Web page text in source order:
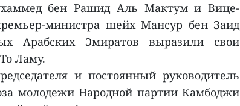
бен Рашид Аль Мактум и Вице-
министра шейх Мансур бен Заид
Арабских Эмиратов выразили свои
Ламу.
и постоянный руководитель
молодежи Народной партии Камбоджи